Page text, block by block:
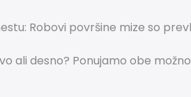
Robovi površine mize so
ali desno? Ponujamo obe